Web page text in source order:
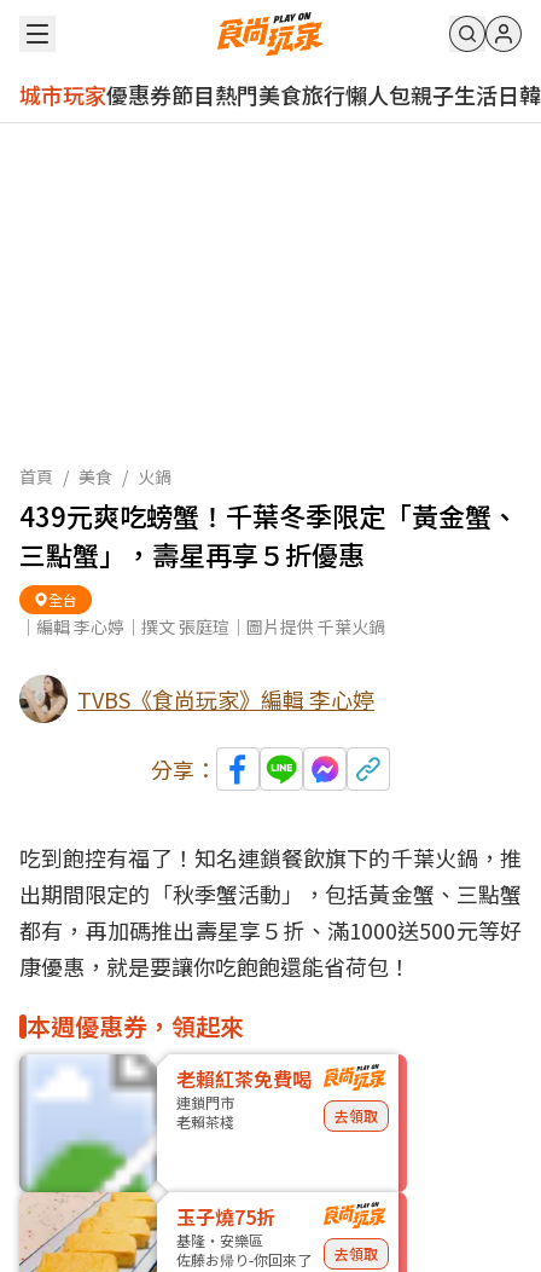
城市玩家優惠券節目熱門美食旅行懶人包親子生活日韓
首頁 / 美食 / 火鍋
439元爽吃螃蟹！千葉冬季限定「黃金蟹、
三點蟹」，壽星再享５折優惠
全台
｜編輯 李心婷｜撰文 張庭瑄｜圖片提供 千葉火鍋
TVBS《食尚玩家》編輯 李心婷
分享：
吃到飽控有福了！知名連鎖餐飲旗下的千葉火鍋，推
出期間限定的「秋季蟹活動」，包括黃金蟹、三點蟹
都有，再加碼推出壽星享５折、滿1000送500元等好
康優惠 ，就是要讓你吃飽飽還能省荷包！
本週優惠券，領起來
老賴紅茶免費喝
連鎖門市
老賴茶棧
去領取
玉子燒75折
基隆・安樂區
佐藤お帰り-你回來了
去領取